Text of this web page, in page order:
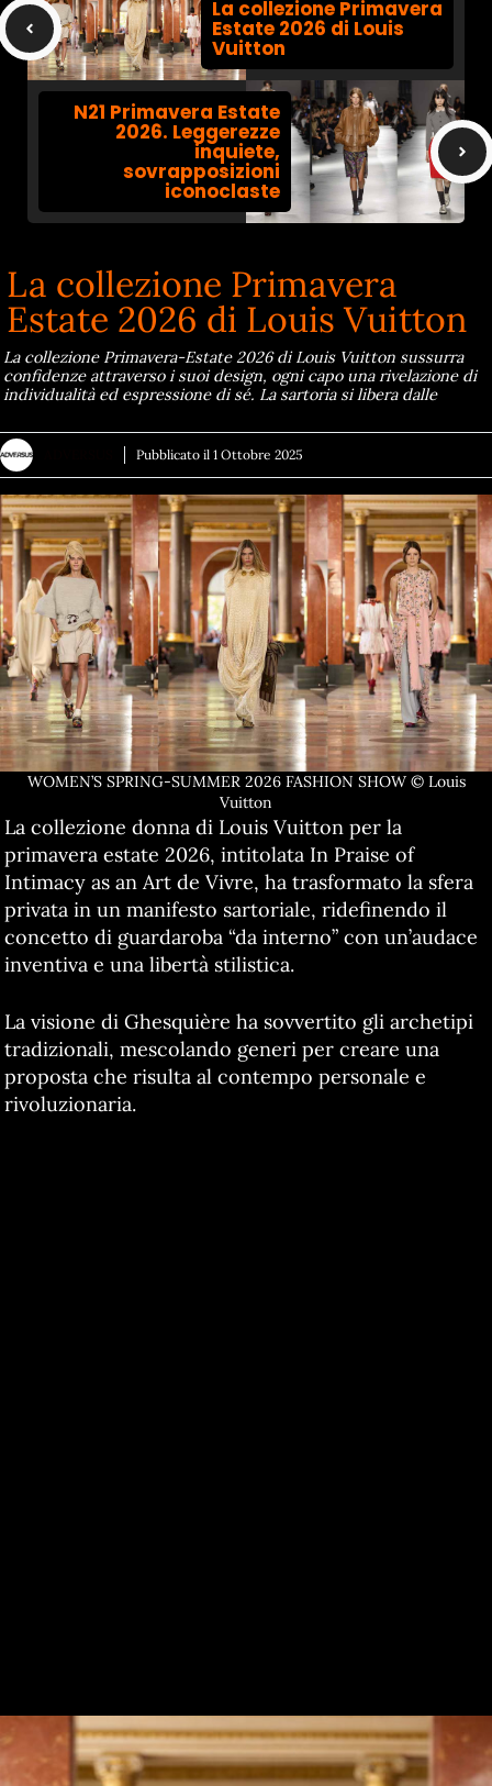
La collezione Primavera
Estate 2026 di Louis
Vuitton
N21 Primavera Estate
2026. Leggerezze
inquiete,
sovrapposizioni
iconoclaste
La collezione Primavera
Estate 2026 di Louis Vuitton
La collezione Primavera-Estate 2026 di Louis Vuitton sussurra
confidenze attraverso i suoi design, ogni capo una rivelazione di
individualità ed espressione di sé. La sartoria si libera dalle
Pubblicato il 1 Ottobre 2025
WOMEN’S SPRING-SUMMER 2026 FASHION SHOW © Louis
Vuitton
La collezione donna di Louis Vuitton per la
primavera estate 2026, intitolata In Praise of
Intimacy as an Art de Vivre, ha trasformato la sfera
privata in un manifesto sartoriale, ridefinendo il
concetto di guardaroba “da interno” con un’audace
inventiva e una libertà stilistica.
La visione di Ghesquière ha sovvertito gli archetipi
tradizionali, mescolando generi per creare una
proposta che risulta al contempo personale e
rivoluzionaria.